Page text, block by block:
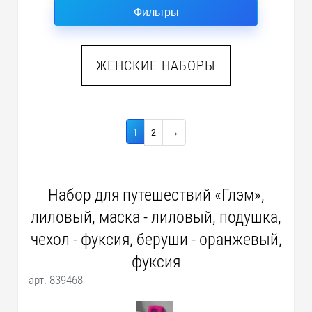
Фильтры
ЖЕНСКИЕ НАБОРЫ
1 2 →
Набор для путешествий «Глэм»,
лиловый, маска - лиловый, подушка,
чехол - фуксия, беруши - оранжевый,
фуксия
арт. 839468